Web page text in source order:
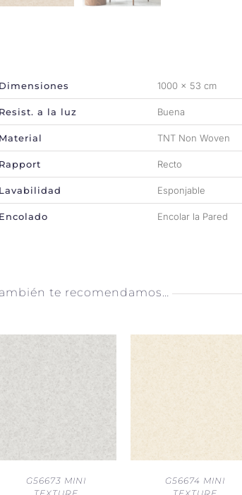
Dimensiones 1000 × 53 cm
Resist. a la luz Buena
Material TNT Non Woven
Rapport Recto
Lavabilidad Esponjable
Encolado Encolar la Pared
te recomendamos…
G56673 MINI
G56674 MINI